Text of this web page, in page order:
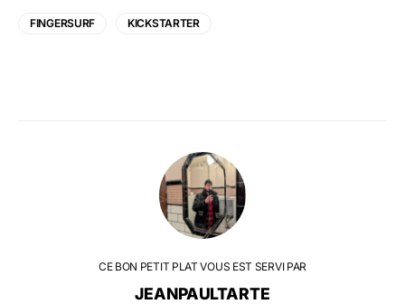
FINGERSURF KICKSTARTER
CE BON PETIT PLAT VOUS EST SERVI PAR
JEANPAULTARTE